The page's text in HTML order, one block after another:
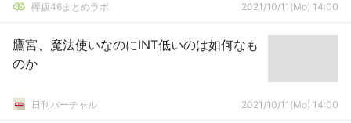
欅坂46まとめラボ 2021/10/11(Mo) 14:00
鷹宮、魔法使いなのにINT低いのは如何なも
のか
日刊バーチャル 2021/10/11(Mo) 14:00